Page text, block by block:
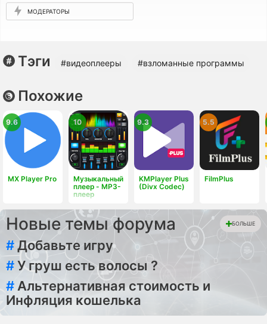
МОДЕРАТОРЫ
Тэги #видеоплееры #взломанные программы
Похожие
MX Player Pro
9.6
Музыкальный
плеер - MP3-
плеер
10
KMPlayer Plus
(Divx Codec)
9.3
FilmPlus
5.5
Новые темы форума БОЛЬШЕ
#Добавьте игру
#У груш есть волосы ?
# Альтернативная стоимость и
Инфляция кошелька